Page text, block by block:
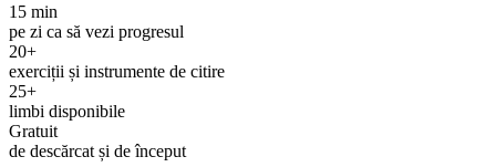
15 min
pe zi ca să vezi progresul
20+
exerciții și instrumente de citire
25+
limbi disponibile
Gratuit
de descărcat și de început